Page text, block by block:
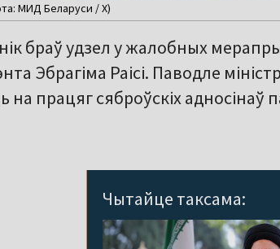
МИД Беларуси / X)
браў удзел у жалобных
Эбрагіма Раісі. Паводле
на працяг сяброўскіх адносінаў
Чытайце таксама: